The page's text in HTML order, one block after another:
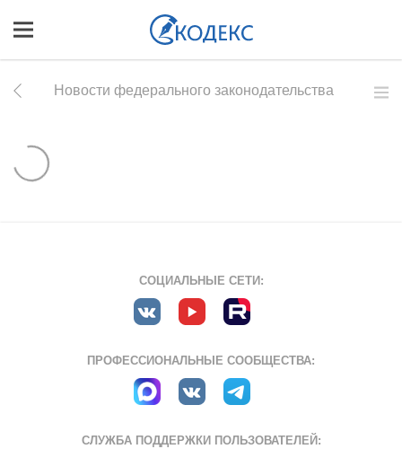
Новости федерального законодательства
СОЦИАЛЬНЫЕ СЕТИ:
ПРОФЕССИОНАЛЬНЫЕ СООБЩЕСТВА:
СЛУЖБА ПОДДЕРЖКИ ПОЛЬЗОВАТЕЛЕЙ: